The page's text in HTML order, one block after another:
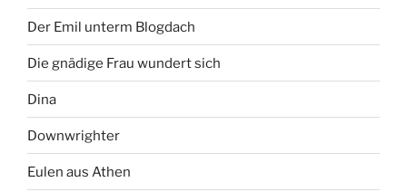
Der Emil unterm Blogdach
Die gnädige Frau wundert sich
Dina
Downwrighter
Eulen aus Athen